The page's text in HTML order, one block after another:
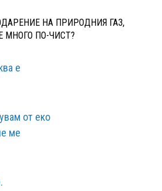
НА ПРИРОДНИЯ ГАЗ,
МНОГО ПО-ЧИСТ?
е
от еко
ме